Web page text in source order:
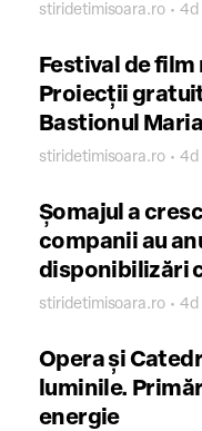
stiridetimisoara.ro • 4d
Festival de
Proiecții
Bastionul
stiridetimisoara.ro • 4d
Șomajul a
companii au
disponibilizări
stiridetimisoara.ro • 4d
Opera și
luminile.
energie